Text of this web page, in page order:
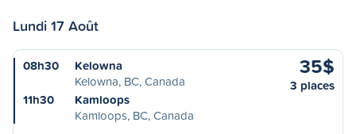
Lundi 17 Août
08h30
Kelowna
Kelowna, BC, Canada
11h30
Kamloops
Kamloops, BC, Canada
35$
3 places